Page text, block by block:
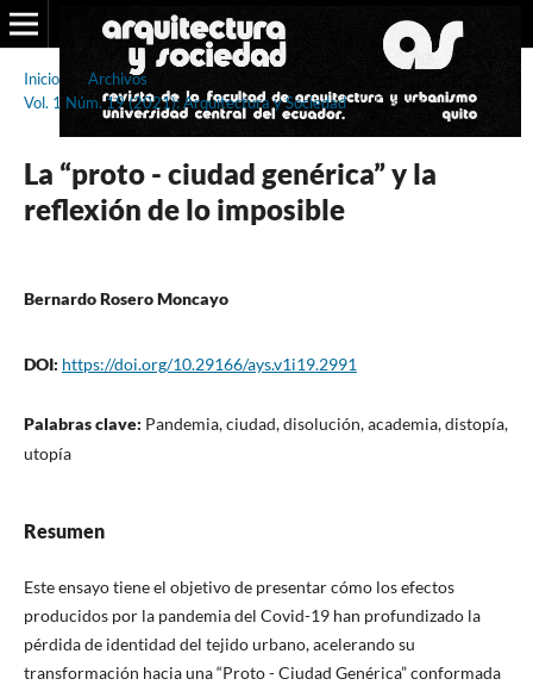
Inicio Archivos
Vol. 1 Núm. 19 (2021): Arquitectura y Sociedad / Ensayo
La “proto - ciudad genérica” y la
reflexión de lo imposible
Bernardo Rosero Moncayo
DOI: https://doi.org/10.29166/ays.v1i19.2991
Palabras clave: Pandemia, ciudad, disolución, academia, distopía,
utopía
Resumen
Este ensayo tiene el objetivo de presentar cómo los efectos
producidos por la pandemia del Covid-19 han profundizado la
pérdida de identidad del tejido urbano, acelerando su
transformación hacia una “Proto - Ciudad Genérica” conformada